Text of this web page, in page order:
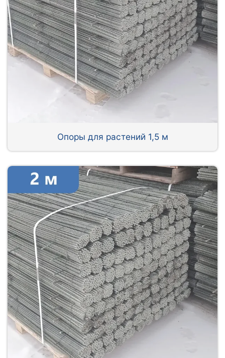
Опоры для растений 1,5 м